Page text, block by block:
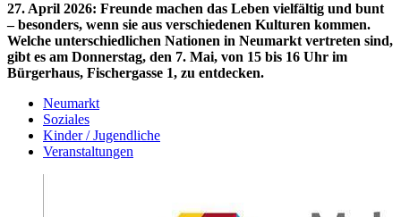
27. April 2026: Freunde machen das Leben vielfältig und bunt
– besonders, wenn sie aus verschiedenen Kulturen kommen.
Welche unterschiedlichen Nationen in Neumarkt vertreten sind,
gibt es am Donnerstag, den 7. Mai, von 15 bis 16 Uhr im
Bürgerhaus, Fischergasse 1, zu entdecken.
Neumarkt
Soziales
Kinder / Jugendliche
Veranstaltungen